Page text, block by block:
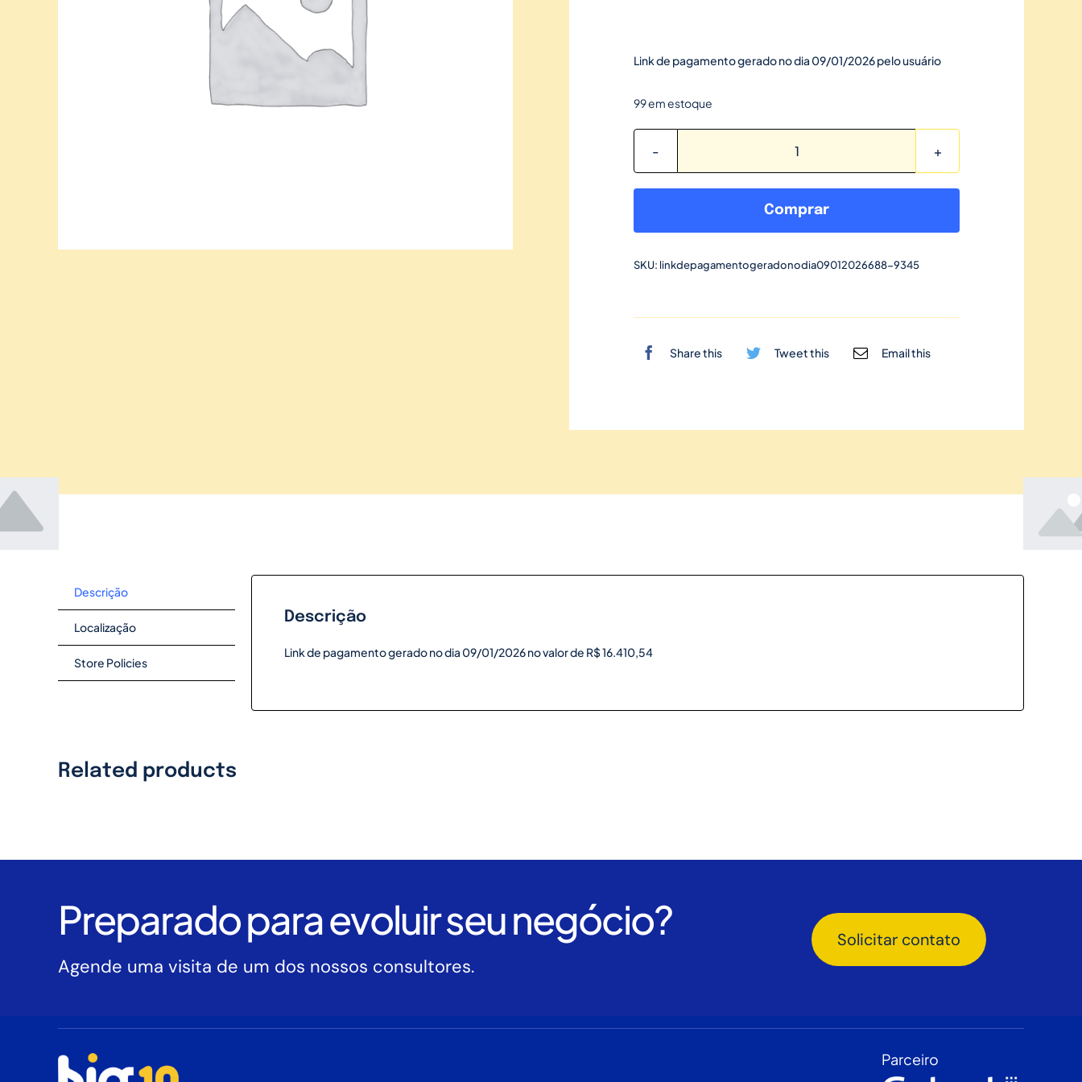
Link de pagamento gerado no dia 09/01/2026 pelo usuário
99 em estoque
Link
pagamento
dia
Comprar
SKU: linkdepagamentogeradonodia09012026688-9345
Share this Tweet this Email this
Descrição
Localização
Store Policies
Descrição
Link de pagamento gerado no dia 09/01/2026 no valor de R$ 16.410,54
Related products
Preparado para evoluir seu negócio?
Agende uma visita de um dos nossos consultores.
Solicitar contato
Parceiro